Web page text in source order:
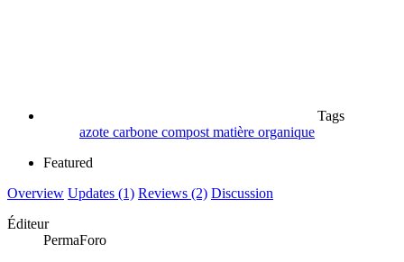
Tags
azote carbone compost matière organique
Featured
Overview Updates (1) Reviews (2) Discussion
Éditeur
PermaForo